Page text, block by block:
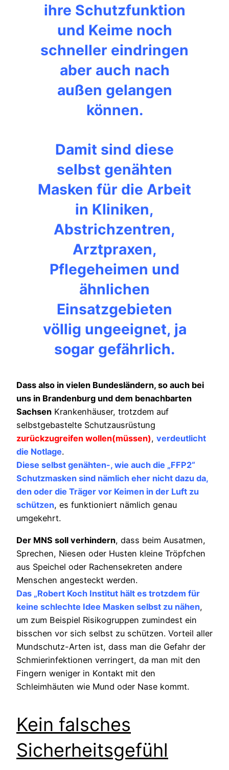
ihre Schutzfunktion
und Keime noch
schneller eindringen
aber auch nach
außen gelangen
können.
Damit sind diese
selbst genähten
Masken für die Arbeit
in Kliniken,
Abstrichzentren,
Arztpraxen,
Pflegeheimen und
ähnlichen
Einsatzgebieten
völlig ungeeignet, ja
sogar gefährlich.
Dass also in vielen Bundesländern, so auch bei
uns in Brandenburg und dem benachbarten
Sachsen Krankenhäuser, trotzdem auf
selbstgebastelte Schutzausrüstung
zurückzugreifen wollen(müssen), verdeutlicht
die Notlage.
Diese selbst genähten-, wie auch die „FFP2“
Schutzmasken sind nämlich eher nicht dazu da,
den oder die Träger vor Keimen in der Luft zu
schützen, es funktioniert nämlich genau
umgekehrt.
Der MNS soll verhindern, dass beim Ausatmen,
Sprechen, Niesen oder Husten kleine Tröpfchen
aus Speichel oder Rachensekreten andere
Menschen angesteckt werden.
Das „Robert Koch Institut hält es trotzdem für
keine schlechte Idee Masken selbst zu nähen,
um zum Beispiel Risikogruppen zumindest ein
bisschen vor sich selbst zu schützen. Vorteil aller
Mundschutz-Arten ist, dass man die Gefahr der
Schmierinfektionen verringert, da man mit den
Fingern weniger in Kontakt mit den
Schleimhäuten wie Mund oder Nase kommt.
Kein falsches
Sicherheitsgefühl